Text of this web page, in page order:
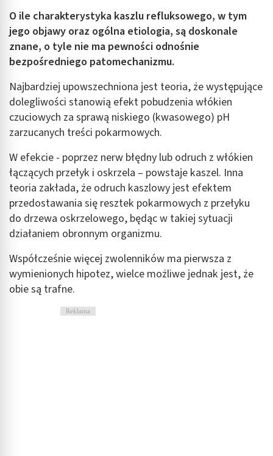
O ile charakterystyka kaszlu refluksowego, w tym
jego objawy oraz ogólna etiologia, są doskonale
znane, o tyle nie ma pewności odnośnie
bezpośredniego patomechanizmu.
Najbardziej upowszechniona jest teoria, że występujące
dolegliwości stanowią efekt pobudzenia włókien
czuciowych za sprawą niskiego (kwasowego) pH
zarzucanych treści pokarmowych.
W efekcie - poprzez nerw błędny lub odruch z włókien
łączących przełyk i oskrzela – powstaje kaszel. Inna
teoria zakłada, że odruch kaszlowy jest efektem
przedostawania się resztek pokarmowych z przełyku
do drzewa oskrzelowego, będąc w takiej sytuacji
działaniem obronnym organizmu.
Współcześnie więcej zwolenników ma pierwsza z
wymienionych hipotez, wielce możliwe jednak jest, że
obie są trafne.
Reklama